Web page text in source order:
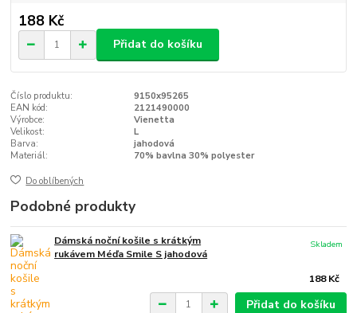
188 Kč
Přidat do košíku
Číslo produktu:
9150x95265
EAN kód:
2121490000
Výrobce:
Vienetta
Velikost:
L
Barva:
jahodová
Materiál:
70% bavlna 30% polyester
Do oblíbených
Podobné produkty
Dámská noční košile s krátkým
rukávem Méďa Smile S jahodová
188 Kč
Skladem
Přidat do košíku